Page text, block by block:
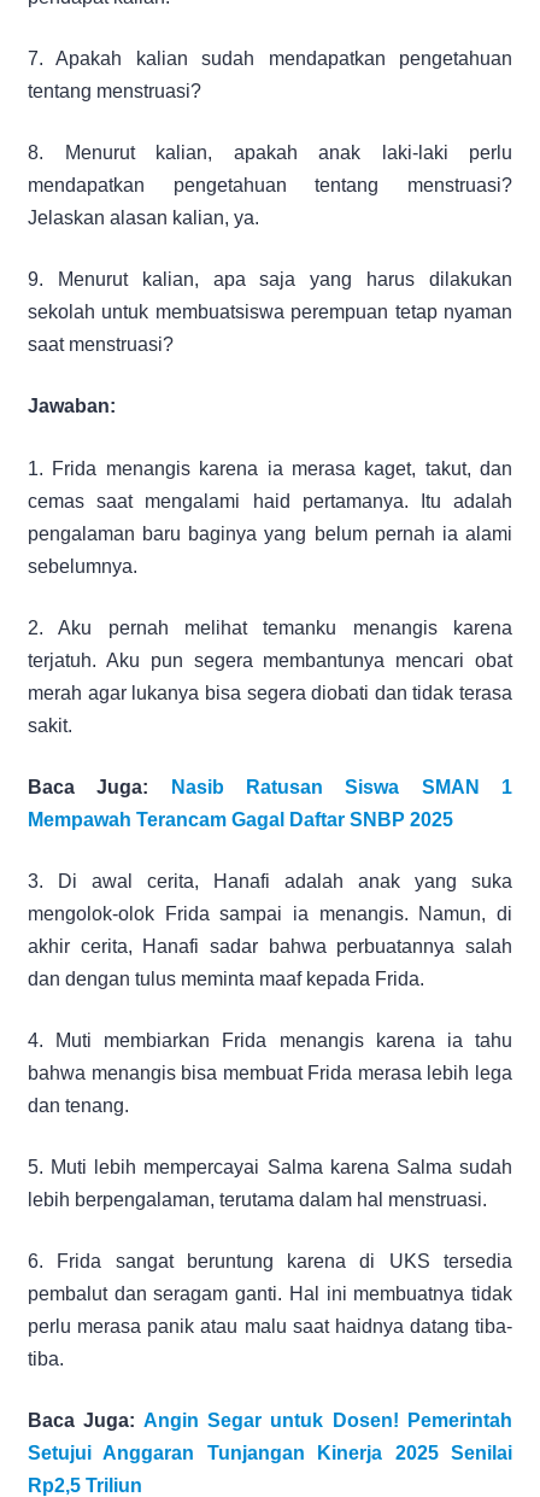
7. Apakah kalian sudah mendapatkan pengetahuan
tentang menstruasi?
8. Menurut kalian, apakah anak laki-laki perlu
mendapatkan pengetahuan tentang menstruasi?
Jelaskan alasan kalian, ya.
9. Menurut kalian, apa saja yang harus dilakukan
sekolah untuk membuatsiswa perempuan tetap nyaman
saat menstruasi?
Jawaban:
1. Frida menangis karena ia merasa kaget, takut, dan
cemas saat mengalami haid pertamanya. Itu adalah
pengalaman baru baginya yang belum pernah ia alami
sebelumnya.
2. Aku pernah melihat temanku menangis karena
terjatuh. Aku pun segera membantunya mencari obat
merah agar lukanya bisa segera diobati dan tidak terasa
sakit.
Baca Juga:
Nasib Ratusan Siswa SMAN 1
Mempawah Terancam Gagal Daftar SNBP 2025
3. Di awal cerita, Hanafi adalah anak yang suka
mengolok-olok Frida sampai ia menangis. Namun, di
akhir cerita, Hanafi sadar bahwa perbuatannya salah
dan dengan tulus meminta maaf kepada Frida.
4. Muti membiarkan Frida menangis karena ia tahu
bahwa menangis bisa membuat Frida merasa lebih lega
dan tenang.
5. Muti lebih mempercayai Salma karena Salma sudah
lebih berpengalaman, terutama dalam hal menstruasi.
6. Frida sangat beruntung karena di UKS tersedia
pembalut dan seragam ganti. Hal ini membuatnya tidak
perlu merasa panik atau malu saat haidnya datang tiba-
tiba.
Baca Juga: Angin Segar untuk Dosen! Pemerintah
Setujui Anggaran Tunjangan Kinerja 2025 Senilai
Rp2,5 Triliun